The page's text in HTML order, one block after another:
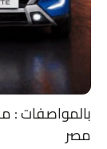
بالمواصفات :
مصر